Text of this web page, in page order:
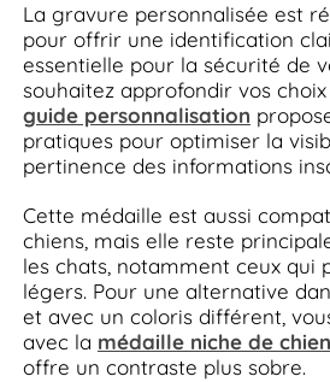
La gravure personnalisée est
pour offrir une identification
essentielle pour la sécurité de
souhaitez approfondir vos
guide personnalisation
pratiques pour optimiser la
pertinence des informations
Cette médaille est aussi
chiens, mais elle reste
les chats, notamment ceux qui
légers. Pour une alternative
et avec un coloris différent,
avec la médaille niche de
offre un contraste plus sobre.